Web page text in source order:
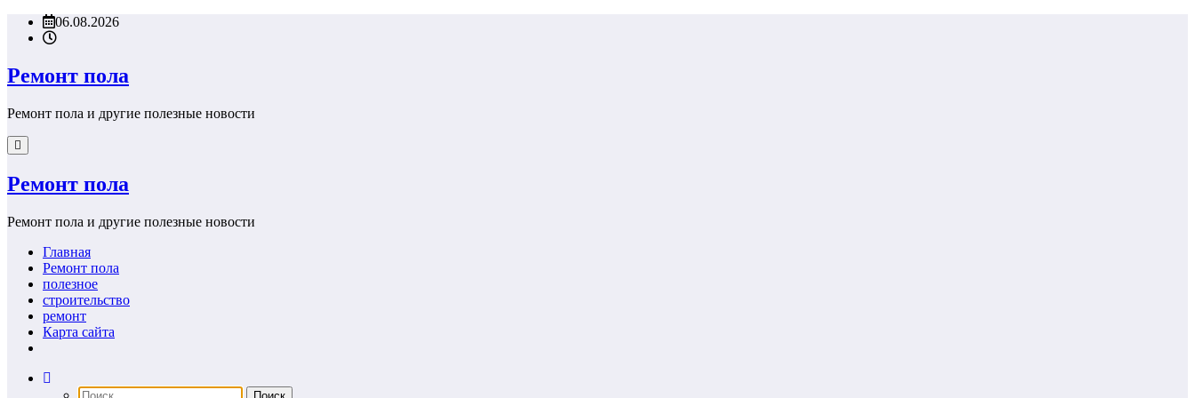
Перейти06.08.2026
Ремонт пола
Ремонт пола и другие полезные новости
Ремонт пола
Ремонт пола и другие полезные новости
Главная
Ремонт пола
полезное
строительство
ремонт
Карта сайта